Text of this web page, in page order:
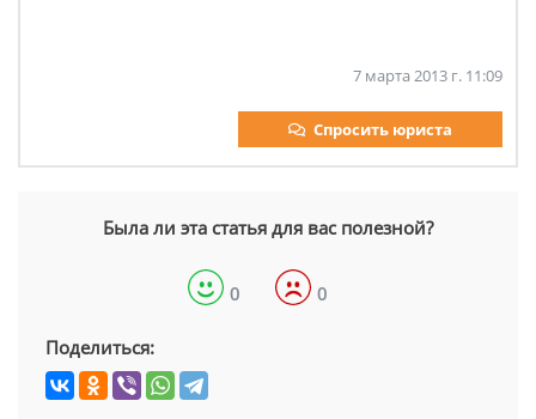
7 марта 2013 г. 11:09
Спросить юриста
Была ли эта статья для вас полезной?
0 0
Поделиться: